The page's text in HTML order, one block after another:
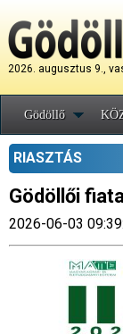
2026. augusztus 9.,
Gödöllő
RIASZTÁS
Gödöllői
2026-06-03